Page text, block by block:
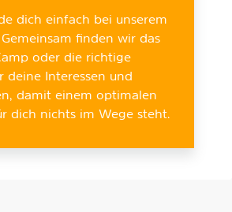
dich einfach bei unserem
Gemeinsam finden wir das
oder die richtige
deine Interessen und
damit einem optimalen
dich nichts im Wege steht.